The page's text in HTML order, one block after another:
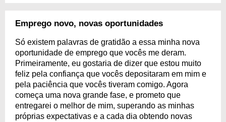
Emprego novo, novas oportunidades
Só existem palavras de gratidão a essa minha nova
oportunidade de emprego que vocês me deram.
Primeiramente, eu gostaria de dizer que estou muito
feliz pela confiança que vocês depositaram em mim e
pela paciência que vocês tiveram comigo. Agora
começa uma nova grande fase, e prometo que
entregarei o melhor de mim, superando as minhas
próprias expectativas e a cada dia obtendo novas